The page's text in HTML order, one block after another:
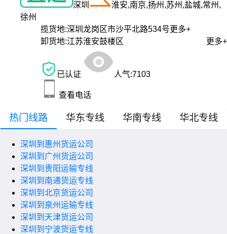
深圳
淮安,南京,扬州,苏州,盐城,常州,
徐州
揽货地:深圳龙岗区市沙平北路534号更多+
卸货地:江苏淮安鼓楼区 更多+
已认证 人气:7103
查看电话
热门线路 华东专线 华南专线 华北专线
深圳到惠州货运公司
深圳到广州货运公司
深圳到贵阳运输专线
深圳到南通货运专线
深圳到北京货运公司
深圳到泉州运输专线
深圳到天津货运公司
深圳到宁波货运专线